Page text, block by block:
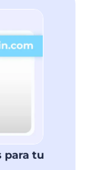
para tu